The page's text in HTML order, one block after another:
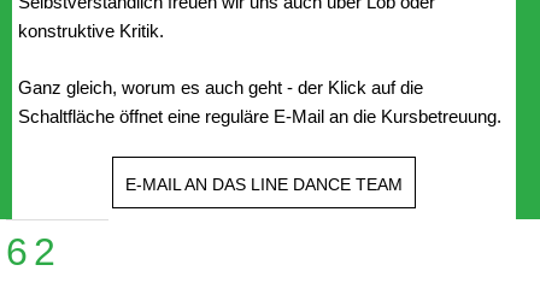
konstruktive Kritik.
Ganz gleich, worum es auch geht - der Klick auf die
Schaltfläche öffnet eine reguläre E-Mail an die Kursbetreuung.
E-MAIL AN DAS LINE DANCE TEAM
62